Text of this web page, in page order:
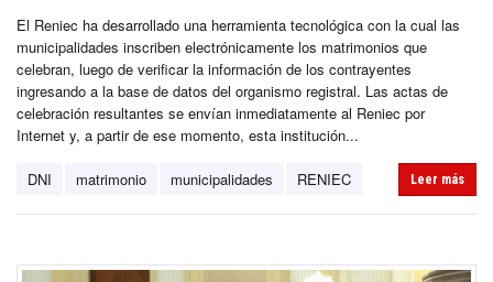
El Reniec ha desarrollado una herramienta tecnológica con la cual las
municipalidades inscriben electrónicamente los matrimonios que
celebran, luego de verificar la información de los contrayentes
ingresando a la base de datos del organismo registral. Las actas de
celebración resultantes se envían inmediatamente al Reniec por
Internet y, a partir de ese momento, esta institución...
DNI matrimonio municipalidades RENIEC Leer más